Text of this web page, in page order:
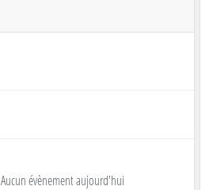
Aucun évènement aujourd'hui